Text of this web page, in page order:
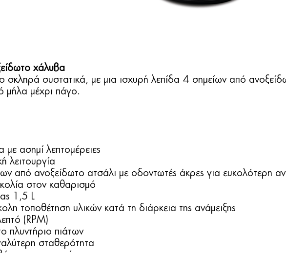
χάλυβα
σκληρά συστατικά, με μια ισχυρή λεπίδα 4 σημείων από
μήλα μέχρι πάγο.
ασημί λεπτομέρειες
λειτουργία
από ανοξείδωτο ατσάλι με οδοντωτές άκρες για ευκολότερη
στον καθαρισμό
1,5 L
τοποθέτηση υλικών κατά τη διάρκεια της ανάμειξης
(RPM)
πλυντήριο πιάτων
σταθερότητα